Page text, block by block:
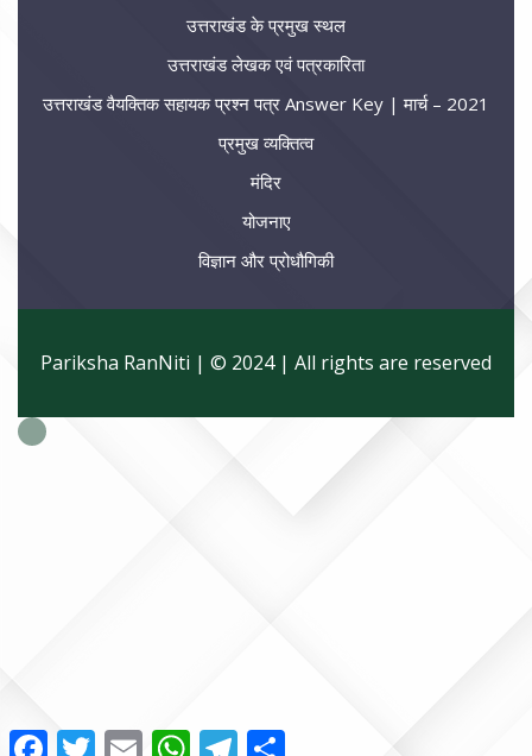
उत्तराखंड के प्रमुख स्थल
उत्तराखंड लेखक एवं पत्रकारिता
उत्तराखंड वैयक्तिक सहायक प्रश्न पत्र Answer Key | मार्च – 2021
प्रमुख व्यक्तित्व
मंदिर
योजनाए
विज्ञान और प्रोधौगिकी
Pariksha RanNiti | © 2024 | All rights are reserved
FacebookTwitterEmail WhatsApp
Telegram